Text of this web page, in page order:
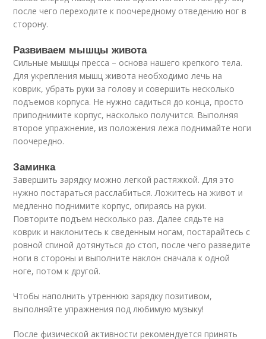
после чего переходите к поочередному отведению ног в
сторону.
Развиваем мышцы живота
Сильные мышцы пресса – основа нашего крепкого тела.
Для укрепления мышц живота необходимо лечь на
коврик, убрать руки за голову и совершить несколько
подъемов корпуса. Не нужно садиться до конца, просто
приподнимите корпус, насколько получится. Выполняя
второе упражнение, из положения лежа поднимайте ноги
поочередно.
Заминка
Завершить зарядку можно легкой растяжкой. Для это
нужно постараться расслабиться. Ложитесь на живот и
медленно поднимите корпус, опираясь на руки.
Повторите подъем несколько раз. Далее сядьте на
коврик и наклонитесь к сведенным ногам, постарайтесь с
ровной спиной дотянуться до стоп, после чего разведите
ноги в стороны и выполните наклон сначала к одной
ноге, потом к другой.
Чтобы наполнить утреннюю зарядку позитивом,
выполняйте упражнения под любимую музыку!
После физической активности рекомендуется принять